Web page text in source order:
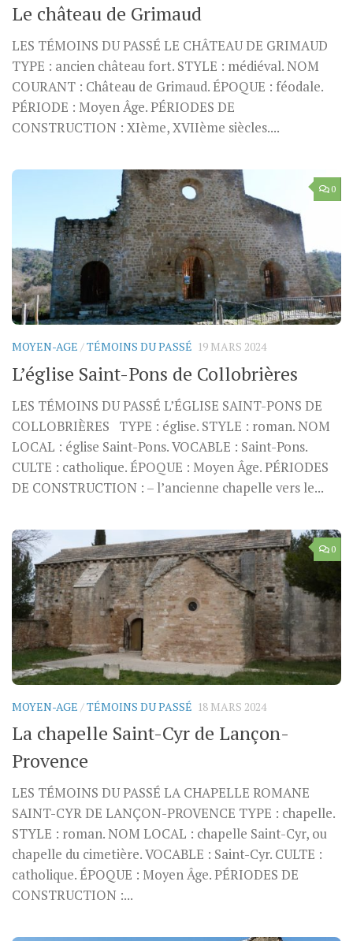
Le château de Grimaud
LES TÉMOINS DU PASSÉ LE CHÂTEAU DE GRIMAUD
TYPE : ancien château fort. STYLE : médiéval. NOM
COURANT : Château de Grimaud. ÉPOQUE : féodale.
PÉRIODE : Moyen Âge. PÉRIODES DE
CONSTRUCTION : XIème, XVIIème siècles....
0
MOYEN-AGE /TÉMOINS DU PASSÉ 19 MARS 2024
L’église Saint-Pons de Collobrières
LES TÉMOINS DU PASSÉ L’ÉGLISE SAINT-PONS DE
COLLOBRIÈRES TYPE : église. STYLE : roman. NOM
LOCAL : église Saint-Pons. VOCABLE : Saint-Pons.
CULTE : catholique. ÉPOQUE : Moyen Âge. PÉRIODES
DE CONSTRUCTION : – l’ancienne chapelle vers le...
0
MOYEN-AGE /TÉMOINS DU PASSÉ 18 MARS 2024
La chapelle Saint-Cyr de Lançon-
Provence
LES TÉMOINS DU PASSÉ LA CHAPELLE ROMANE
SAINT-CYR DE LANÇON-PROVENCE TYPE : chapelle.
STYLE : roman. NOM LOCAL : chapelle Saint-Cyr, ou
chapelle du cimetière. VOCABLE : Saint-Cyr. CULTE :
catholique. ÉPOQUE : Moyen Âge. PÉRIODES DE
CONSTRUCTION :...